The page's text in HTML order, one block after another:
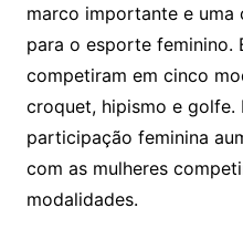
marco importante e
para o esporte feminino.
competiram em cinco
croquet, hipismo e golfe.
participação feminina
com as mulheres
modalidades.